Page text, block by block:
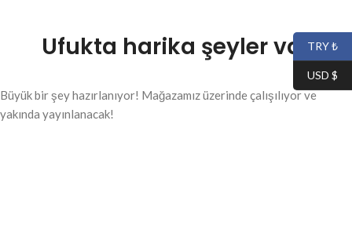
Ufukta harika şeyler var
Büyük bir şey hazırlanıyor! Mağazamız üzerinde çalışılıyor ve
yakında yayınlanacak!
TRY ₺
USD $